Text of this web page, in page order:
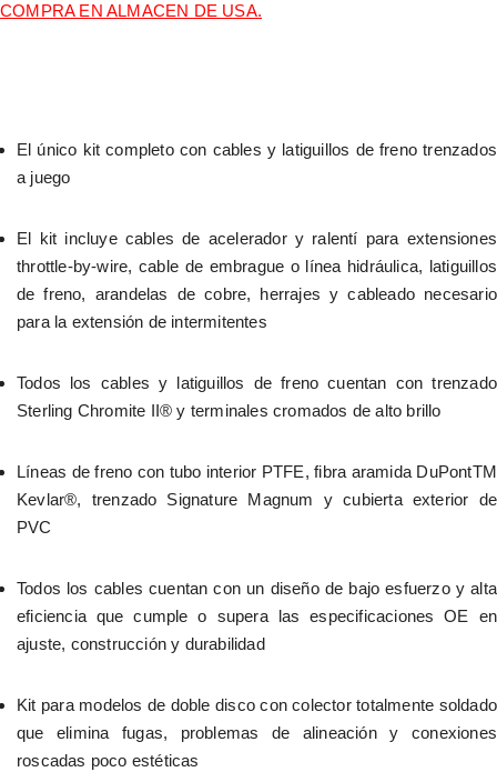
COMPRA EN ALMACEN DE USA.
El único kit completo con cables y latiguillos de freno trenzados
a juego
El kit incluye cables de acelerador y ralentí para extensiones
throttle-by-wire, cable de embrague o línea hidráulica, latiguillos
de freno, arandelas de cobre, herrajes y cableado necesario
para la extensión de intermitentes
Todos los cables y latiguillos de freno cuentan con trenzado
Sterling Chromite II® y terminales cromados de alto brillo
Líneas de freno con tubo interior PTFE, fibra aramida DuPontTM
Kevlar®, trenzado Signature Magnum y cubierta exterior de
PVC
Todos los cables cuentan con un diseño de bajo esfuerzo y alta
eficiencia que cumple o supera las especificaciones OE en
ajuste, construcción y durabilidad
Kit para modelos de doble disco con colector totalmente soldado
que elimina fugas, problemas de alineación y conexiones
roscadas poco estéticas